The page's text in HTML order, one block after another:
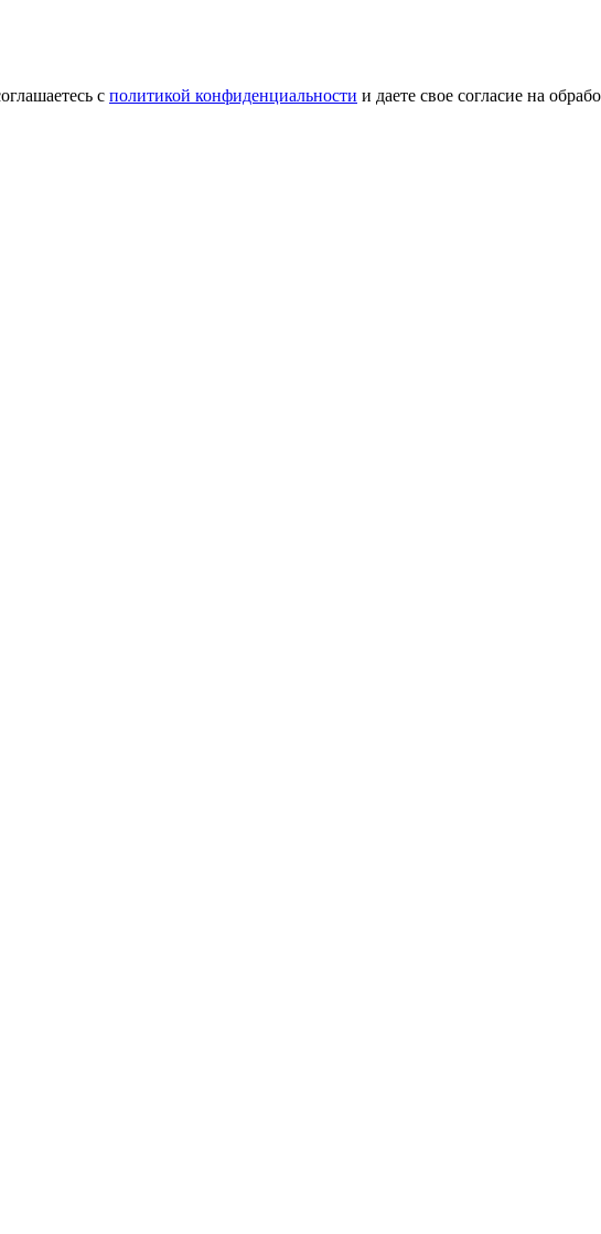
с политикой конфиденциальности и даете свое согласие на